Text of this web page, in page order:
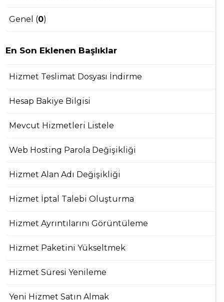
Genel (0)
En Son Eklenen Başlıklar
Hizmet Teslimat Dosyası İndirme
Hesap Bakiye Bilgisi
Mevcut Hizmetleri Listele
Web Hosting Parola Değişikliği
Hizmet Alan Adı Değişikliği
Hizmet İptal Talebi Oluşturma
Hizmet Ayrıntılarını Görüntüleme
Hizmet Paketini Yükseltmek
Hizmet Süresi Yenileme
Yeni Hizmet Satın Almak